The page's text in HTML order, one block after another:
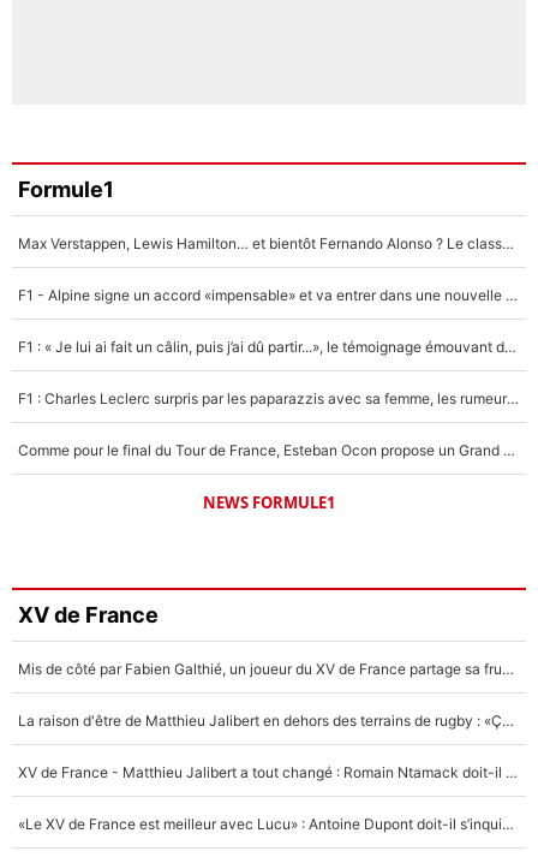
Formule1
Max Verstappen, Lewis Hamilton… et bientôt Fernando Alonso ? Le classement des pilotes les mieux payés en Formule 1 risque de changer !
F1 - Alpine signe un accord «impensable» et va entrer dans une nouvelle dimension : Grande nouvelle pour Pierre Gasly !
F1 : « Je lui ai fait un câlin, puis j’ai dû partir...», le témoignage émouvant de Max Verstappen sur sa fille
F1 : Charles Leclerc surpris par les paparazzis avec sa femme, les rumeurs étaient vraies !
Comme pour le final du Tour de France, Esteban Ocon propose un Grand Prix de Formule 1 à Paris : «Autour de l’Arc de Triomphe, ce serait génial» !
NEWS FORMULE1
XV de France
Mis de côté par Fabien Galthié, un joueur du XV de France partage sa frustration : «ils ne me l’ont pas dit tout de suite»
La raison d'être de Matthieu Jalibert en dehors des terrains de rugby : «Ça m'atteint autant que si tu touches à un membre de ma famille»
XV de France - Matthieu Jalibert a tout changé : Romain Ntamack doit-il s’inquiéter pour sa place à un an de la Coupe du monde ?
«Le XV de France est meilleur avec Lucu» : Antoine Dupont doit-il s’inquiéter pour sa place ?